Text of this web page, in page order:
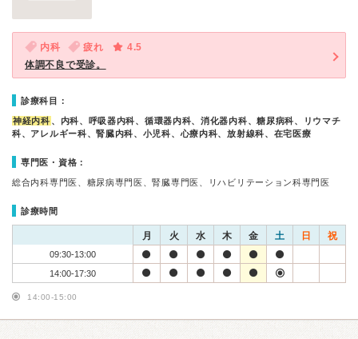
内科 疲れ
4.5
体調不良で受診。
診療科目：
神経内科 、内科、呼吸器内科、循環器内科、消化器内科、糖尿病科、リウマチ
科、アレルギー科、腎臓内科、小児科、心療内科、放射線科、在宅医療
専門医・資格：
総合内科専門医、糖尿病専門医、腎臓専門医、リハビリテーション科専門医
診療時間
月 火 水 木 金 土 日 祝
09:30-13:00
14:00-17:30
14:00-15:00